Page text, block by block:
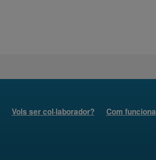
Vols ser col·laborador? Com funciona